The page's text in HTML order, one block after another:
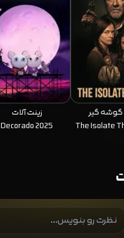
گوشه گیر
The Isolate
زینت آلات
Decorado 2025